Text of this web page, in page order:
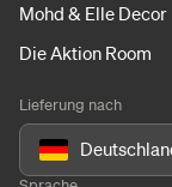
Mohd & Elle Decor
Die Aktion Room
Lieferung nach